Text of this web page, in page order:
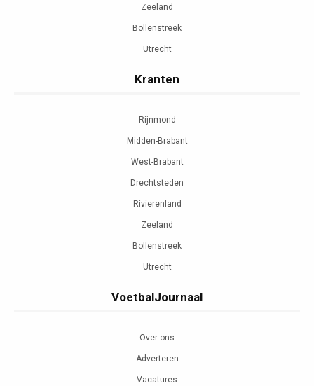
Zeeland
Bollenstreek
Utrecht
Kranten
Rijnmond
Midden-Brabant
West-Brabant
Drechtsteden
Rivierenland
Zeeland
Bollenstreek
Utrecht
VoetbalJournaal
Over ons
Adverteren
Vacatures